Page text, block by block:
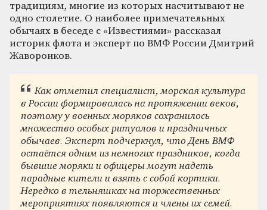
традициям, многие из которых насчитывают не
одно столетие. О наиболее примечательных
обычаях в беседе с «Известиями» рассказал
историк флота и эксперт по ВМФ России Дмитрий
Жаворонков.
Как отметил специалист, морская культура
в России формировалась на протяжении веков,
поэтому у военных моряков сохранилось
множество особых ритуалов и праздничных
обычаев. Эксперт подчеркнул, что День ВМФ
остаётся одним из немногих праздников, когда
бывшие моряки и офицеры могут надеть
парадные кители и взять с собой кортики.
Нередко в тельняшках на торжественных
мероприятиях появляются и члены их семей.